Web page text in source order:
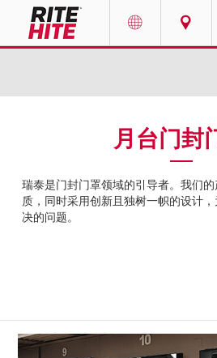
Español
Portuguese
Deutsch
解决方案
走进瑞泰
资源中心
月台门封
瑞泰是门封门罩领域的引导者。我们
质，同时采用创新且独树一帜的设计
决的问题。